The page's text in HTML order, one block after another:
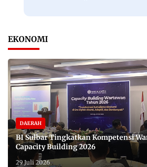
EKONOMI
DAERAH
BI Sulbar Tingkatkan Kompetensi
Capacity Building 2026
29 Juli 2026